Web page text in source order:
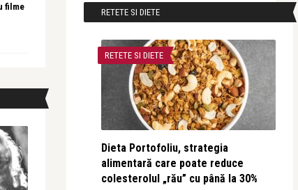
filme
RETETE SI DIETE
RETETE SI DIETE
Dieta Portofoliu, strategia
alimentară care poate reduce
colesterolul „rău” cu până la 30%